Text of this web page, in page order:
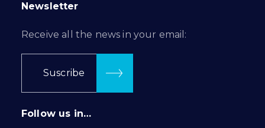
Newsletter
Receive all the news in your email:
Suscribe
Follow us in…